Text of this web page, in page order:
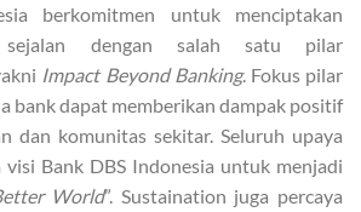
berkomitmen untuk menciptakan
dengan salah satu pilar
Impact Beyond Banking. Fokus pilar
bank dapat memberikan dampak positif
dan komunitas sekitar. Seluruh upaya
Bank DBS Indonesia untuk menjadi
World”. Sustaination juga percaya